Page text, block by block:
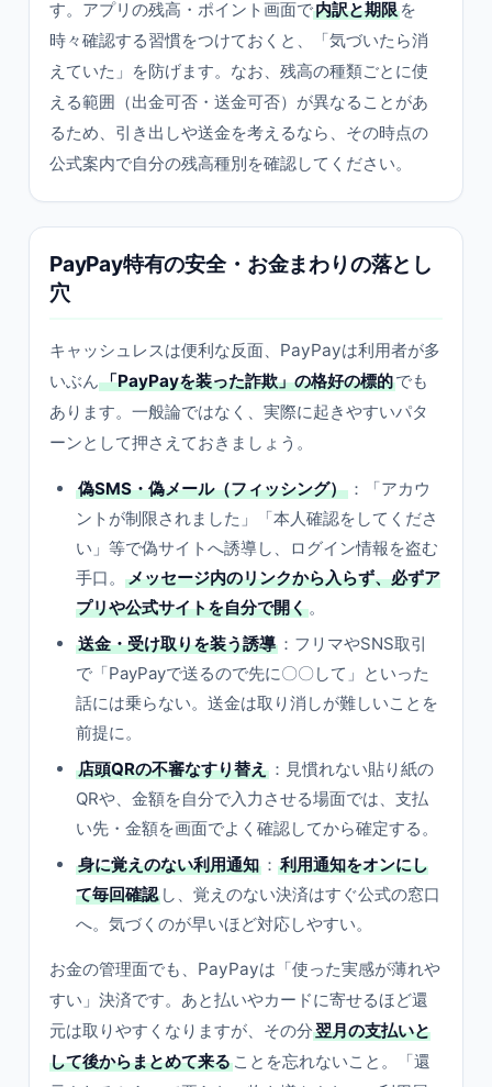
す。アプリの残高・ポイント画面で内訳と期限 を
時々確認する習慣をつけておくと、「気づいたら消
えていた」を防げます。なお、残高の種類ごとに使
える範囲（出金可否・送金可否）が異なることがあ
るため、引き出しや送金を考えるなら、その時点の
公式案内で自分の残高種別を確認してください。
PayPay特有の安全・お金まわりの落とし
穴
キャッシュレスは便利な反面、PayPayは利用者が多
いぶん「PayPayを装った詐欺」の格好の標的でも
あります。一般論ではなく、実際に起きやすいパタ
ーンとして押さえておきましょう。
偽SMS・偽メール（フィッシング） ：「アカウ
ントが制限されました」「本人確認をしてくださ
い」等で偽サイトへ誘導し、ログイン情報を盗む
手口。
メッセージ内のリンクから入らず、必ずア
プリや公式サイトを自分で開く。
送金・受け取りを装う誘導 ：フリマやSNS取引
で「PayPayで送るので先に〇〇して」といった
話には乗らない。送金は取り消しが難しいことを
前提に。
店頭QRの不審なすり替え ：見慣れない貼り紙の
QRや、金額を自分で入力させる場面では、支払
い先・金額を画面でよく確認してから確定する。
身に覚えのない利用通知 ： 利用通知をオンにし
て毎回確認 し、覚えのない決済はすぐ公式の窓口
へ。気づくのが早いほど対応しやすい。
お金の管理面でも、PayPayは「使った実感が薄れや
すい」決済です。あと払いやカードに寄せるほど還
元は取りやすくなりますが、その分翌月の支払いと
して後からまとめて来る ことを忘れないこと。「還